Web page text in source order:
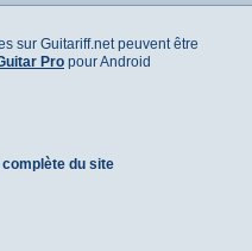
sur Guitariff.net peuvent être
Pro pour Android
du site